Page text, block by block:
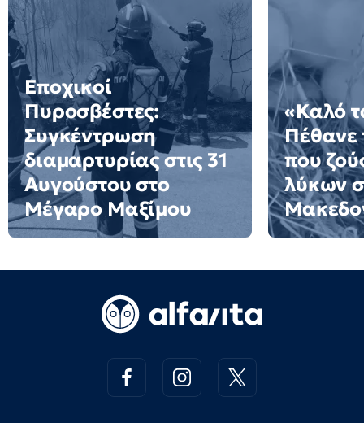
Εποχικοί
Πυροσβέστες:
Συγκέντρωση
διαμαρτυρίας στις 31
Αυγούστου στο
Μέγαρο Μαξίμου
«Καλό
Πέθανε
που
λύκων